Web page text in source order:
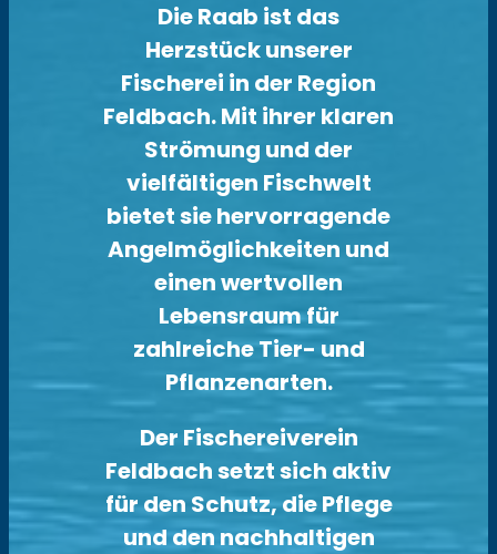
Die Raab ist das
Herzstück unserer
Fischerei in der Region
Feldbach. Mit ihrer klaren
Strömung und der
vielfältigen Fischwelt
bietet sie hervorragende
Angelmöglichkeiten und
einen wertvollen
Lebensraum für
zahlreiche Tier- und
Pflanzenarten.
Der Fischereiverein
Feldbach setzt sich aktiv
für den Schutz, die Pflege
und den nachhaltigen